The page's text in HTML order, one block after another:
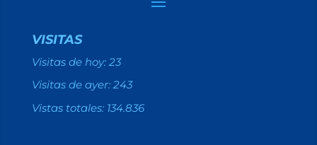
VISITAS
Visitas de hoy: 23
Visitas de ayer: 243
Vistas totales: 134.836